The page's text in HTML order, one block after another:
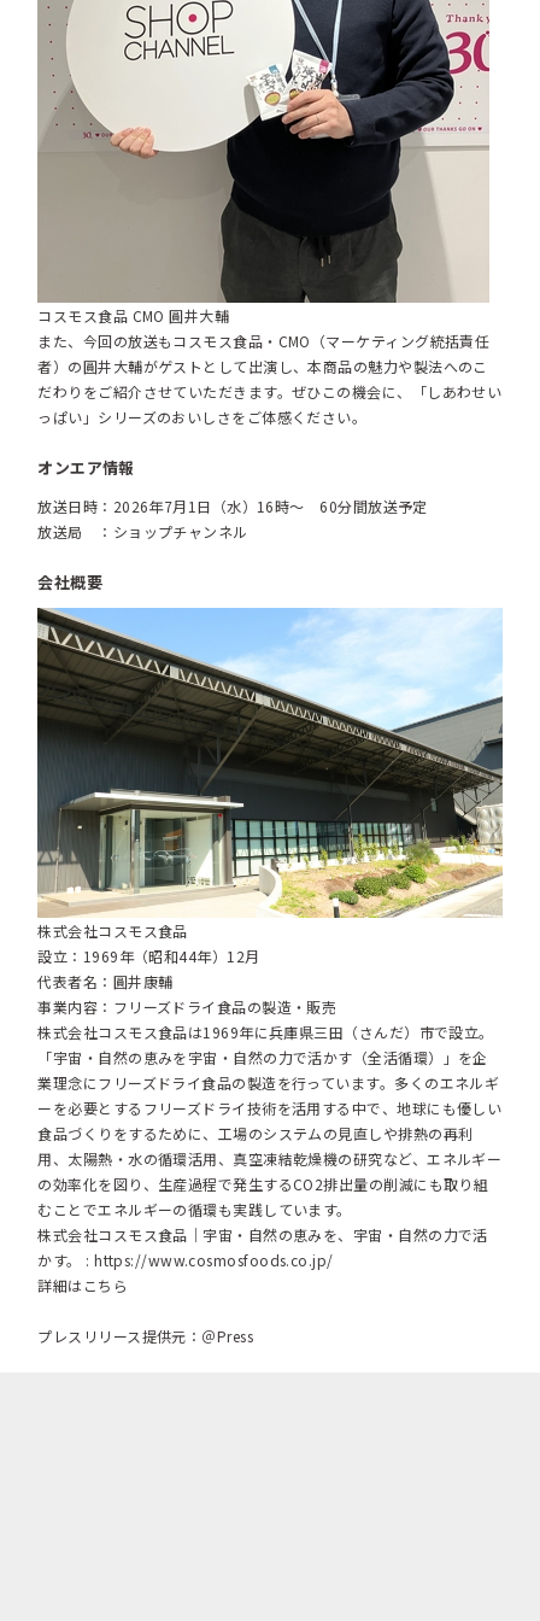
コスモス食品 CMO 圓井大輔
また、今回の放送もコスモス食品・CMO（マーケティング統括責任
者）の圓井大輔がゲストとして出演し、本商品の魅力や製法へのこ
だわりをご紹介させていただきます。ぜひこの機会に、「しあわせい
っぱい」シリーズのおいしさをご体感ください。
オンエア情報
放送日時：2026年7月1日（水）16時～ 60分間放送予定
放送局 ：ショップチャンネル
会社概要
株式会社コスモス食品
設立：1969年（昭和44年）12月
代表者名：圓井康輔
事業内容：フリーズドライ食品の製造・販売
株式会社コスモス食品は1969年に兵庫県三田（さんだ）市で設立。
「宇宙・自然の恵みを宇宙・自然の力で活かす（全活循環）」を企
業理念にフリーズドライ食品の製造を行っています。多くのエネルギ
ーを必要とするフリーズドライ技術を活用する中で、地球にも優しい
食品づくりをするために、工場のシステムの見直しや排熱の再利
用、太陽熱・水の循環活用、真空凍結乾燥機の研究など、エネルギー
の効率化を図り、生産過程で発生するCO2排出量の削減にも取り組
むことでエネルギーの循環も実践しています。
株式会社コスモス食品｜宇宙・自然の恵みを、宇宙・自然の力で活
かす。 :https://www.cosmosfoods.co.jp/
詳細はこちら
プレスリリース提供元：＠Press